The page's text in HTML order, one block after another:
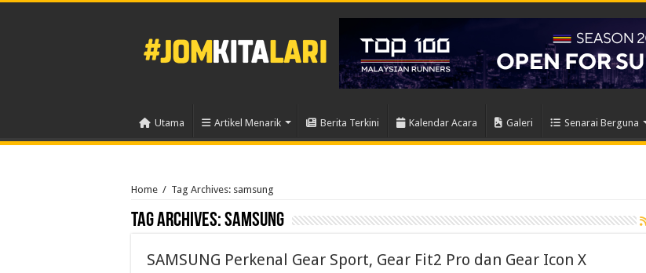
Utama Artikel Menarik Berita Terkini Kalendar Acara Galeri Senarai Berguna
Home / Tag Archives: samsung
Tag Archives:samsung
SAMSUNG Perkenal Gear Sport, Gear Fit2 Pro dan Gear Icon X